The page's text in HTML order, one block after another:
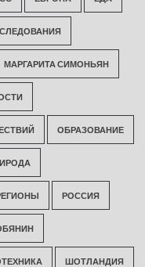
МАРГАРИТА СИМОНЬЯН
ОБРАЗОВАНИЕ
РОССИЯ
ШОТЛАНДИЯ